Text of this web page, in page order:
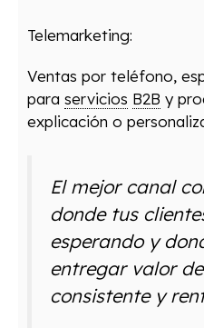
Telemarketing:
Ventas por teléfono,
para servicios B2B y
explicación o
El mejor canal
donde tus
esperando y
entregar valor
consistente y